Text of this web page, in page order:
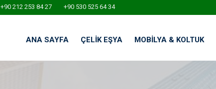
+90 212 253 84 27 +90 530 525 64 34
ANA SAYFA ÇELIK EŞYA MOBILYA & KOLTUK